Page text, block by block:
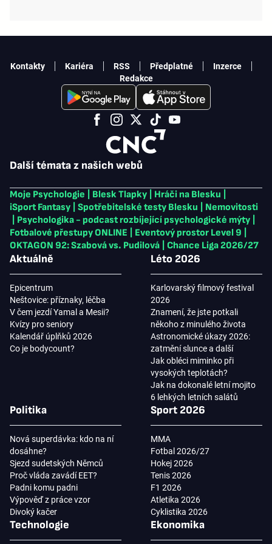
Další témata z našich webů
Moje Psychologie Blesk Tlapky Hráči na Blesku
iSport Fantasy
Spotřebitelské testy Blesku
Nemovitosti
Psychologika - podcast rozbíjející psychologické mýty
Fotbalové přestupy ONLINE
Eventový prostor Level 9
OKTAGON 92: Szabová vs. Pudilová
Chance Liga 2026/27
Aktuálně
Epicentrum
Neštovice: příznaky, léčba
V čem jezdí Yamal a Mesii?
Kvízy pro seniory
Kalendář úplňků 2026
Co je bodycount?
Léto 2026
Karlovarský filmový festival
2026
Znamení, že jste potkali
někoho z minulého života
Astronomické úkazy 2026:
zatmění slunce a další
Jak obléci miminko při
vysokých teplotách?
Jak na dokonalé letní mojito
6 lehkých letních salátů
Politika
Nová superdávka: kdo na ní
dosáhne?
Sjezd sudetských Němců
Proč vláda zavádí EET?
Padni komu padni
Výpověď z práce vzor
Divoký kačer
Sport 2026
MMA
Fotbal 2026/27
Hokej 2026
Tenis 2026
F1 2026
Atletika 2026
Cyklistika 2026
Technologie Ekonomika
Kontakty Kariéra RSS Předplatné
Inzerce
Redakce